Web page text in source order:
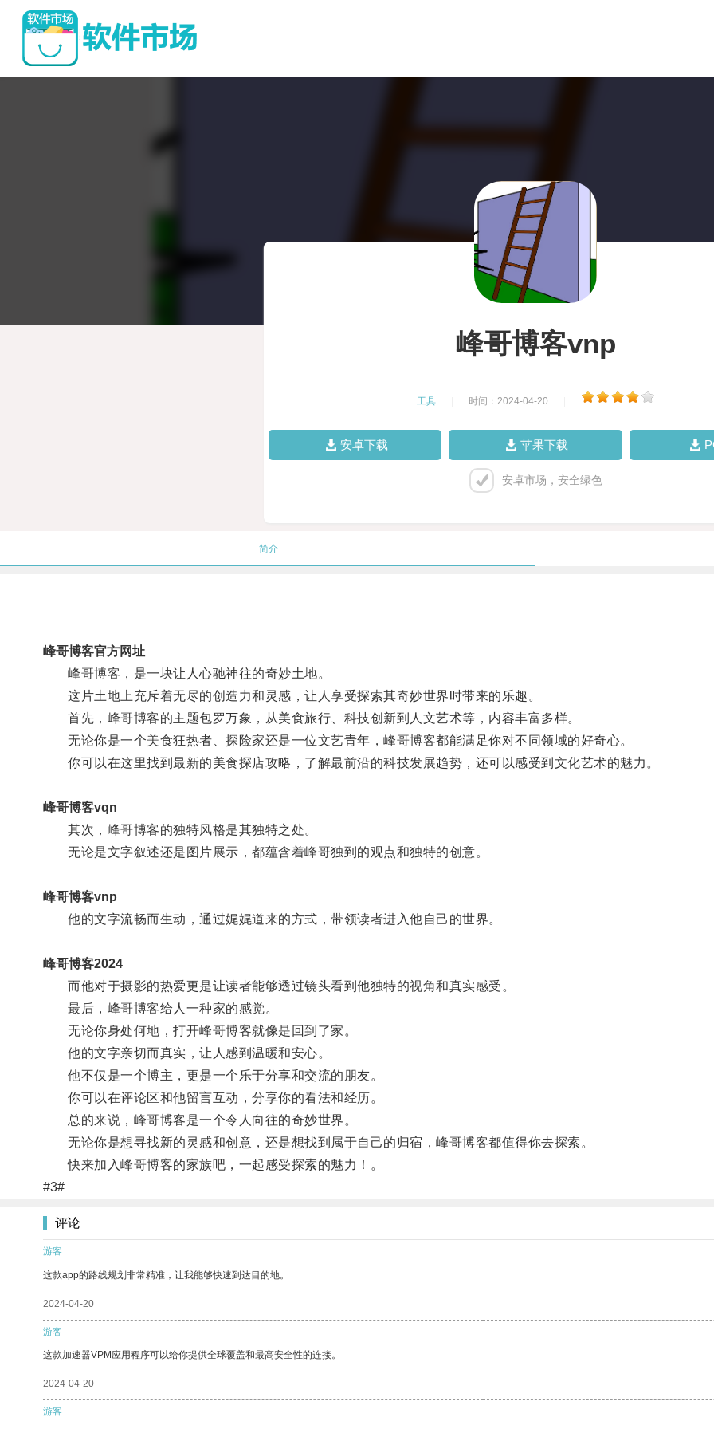
峰哥博客vnp
工具 时间：2024-04-20
安卓下载 苹果下载
安卓市场，安全绿色
简介
峰哥博客官方网址
峰哥博客，是一块让人心驰神往的奇妙土地。
这片土地上充斥着无尽的创造力和灵感，让人享受探索其奇妙世界时带来的乐趣。
首先，峰哥博客的主题包罗万象，从美食旅行、科技创新到人文艺术等，内容丰富多样。
无论你是一个美食狂热者、探险家还是一位文艺青年，峰哥博客都能满足你对不同领域的好奇心。
你可以在这里找到最新的美食探店攻略，了解最前沿的科技发展趋势，还可以感受到文化艺术的魅力。
峰哥博客vqn
其次，峰哥博客的独特风格是其独特之处。
无论是文字叙述还是图片展示，都蕴含着峰哥独到的观点和独特的创意。
峰哥博客vnp
他的文字流畅而生动，通过娓娓道来的方式，带领读者进入他自己的世界。
峰哥博客2024
而他对于摄影的热爱更是让读者能够透过镜头看到他独特的视角和真实感受。
最后，峰哥博客给人一种家的感觉。
无论你身处何地，打开峰哥博客就像是回到了家。
他的文字亲切而真实，让人感到温暖和安心。
他不仅是一个博主，更是一个乐于分享和交流的朋友。
你可以在评论区和他留言互动，分享你的看法和经历。
总的来说，峰哥博客是一个令人向往的奇妙世界。
无论你是想寻找新的灵感和创意，还是想找到属于自己的归宿，峰哥博客都值得你去探索。
快来加入峰哥博客的家族吧，一起感受探索的魅力！。
#3#
评论
游客
这款app的路线规划非常精准，让我能够快速到达目的地。
2024-04-20
游客
这款加速器VPM应用程序可以给你提供全球覆盖和最高安全性的连接。
2024-04-20
游客